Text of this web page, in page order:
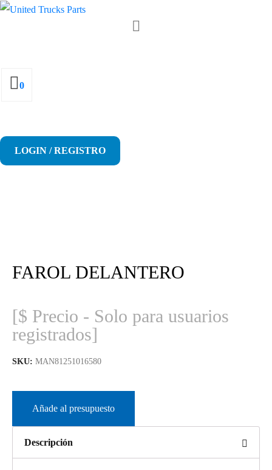
0
LOGIN / REGISTRO
FAROL DELANTERO
[$ Precio - Solo para usuarios
registrados]
SKU: MAN81251016580
Añade al presupuesto
Descripción